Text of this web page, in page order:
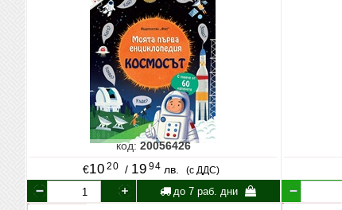
код: 20056426
€10 20 / 19 94 лв. (с ДДС)
до 7 раб. дни